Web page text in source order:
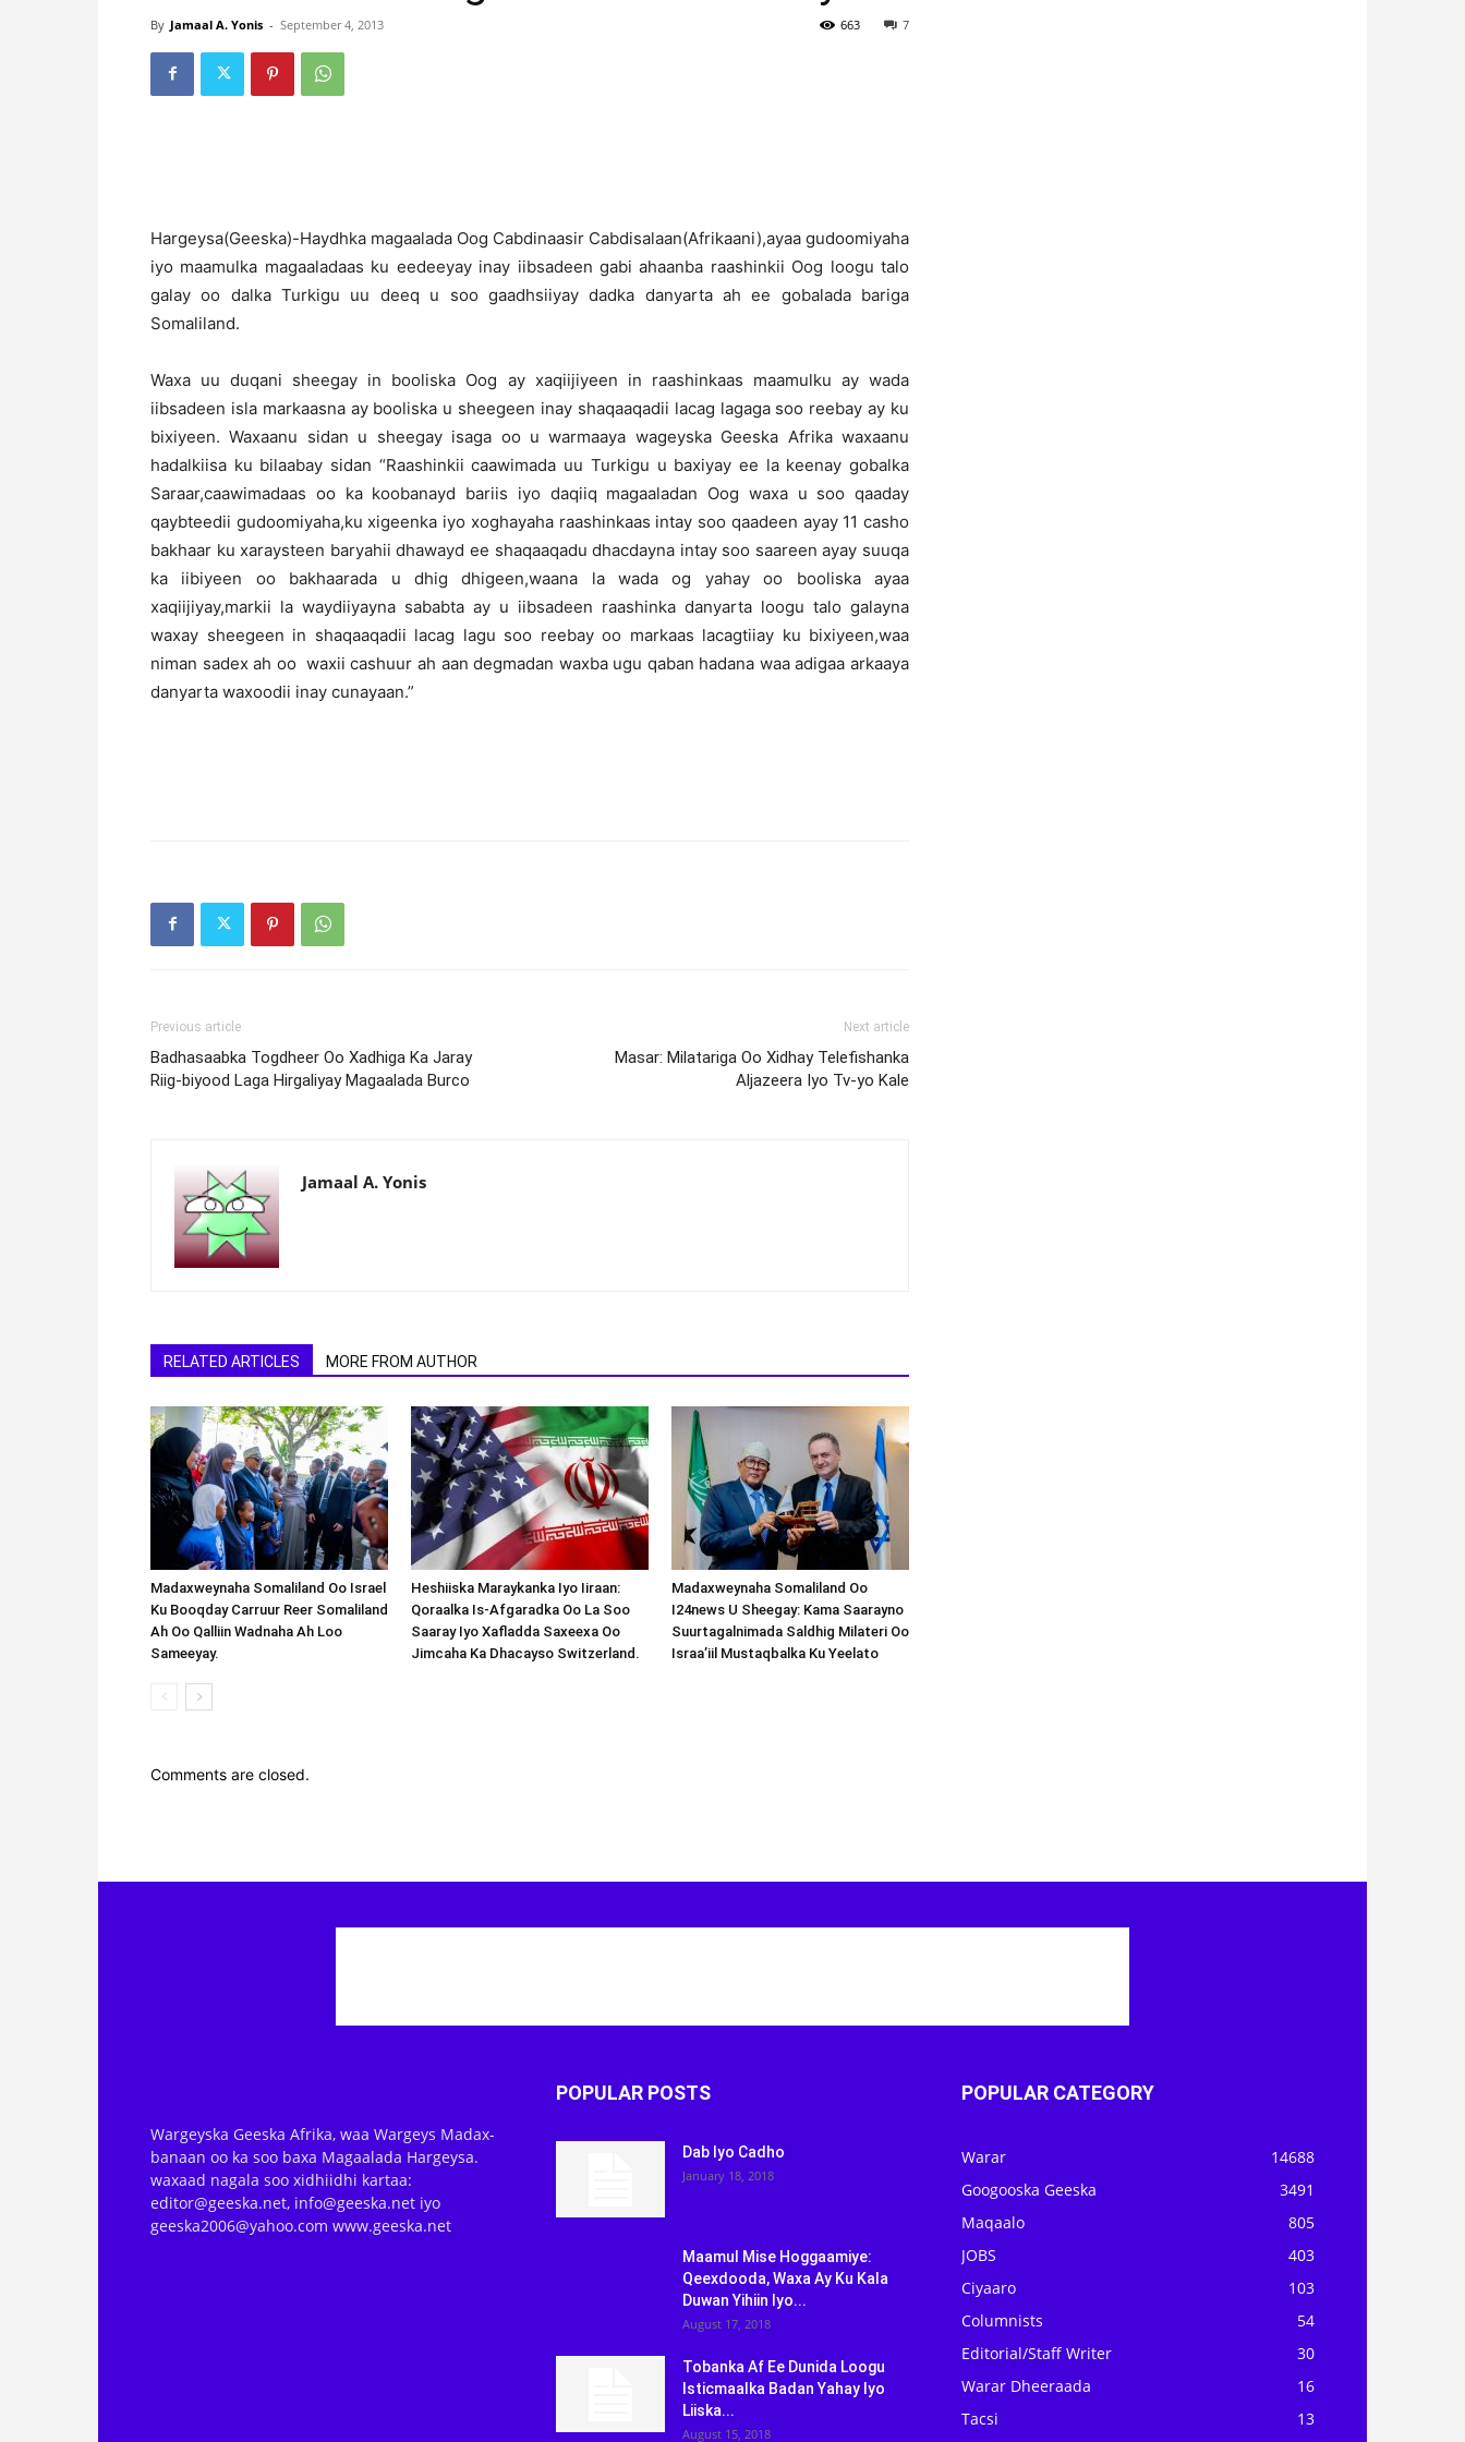
By Jamaal A. Yonis - September 4, 2013 7
663
Hargeysa(Geeska)-Haydhka magaalada Oog Cabdinaasir Cabdisalaan(Afrikaani),ayaa gudoomiyaha
iyo maamulka magaaladaas ku eedeeyay inay iibsadeen gabi ahaanba raashinkii Oog loogu talo
galay oo dalka Turkigu uu deeq u soo gaadhsiiyay dadka danyarta ah ee gobalada bariga
Somaliland.
Waxa uu duqani sheegay in booliska Oog ay xaqiijiyeen in raashinkaas maamulku ay wada
iibsadeen isla markaasna ay booliska u sheegeen inay shaqaaqadii lacag lagaga soo reebay ay ku
bixiyeen. Waxaanu sidan u sheegay isaga oo u warmaaya wageyska Geeska Afrika waxaanu
hadalkiisa ku bilaabay sidan “Raashinkii caawimada uu Turkigu u baxiyay ee la keenay gobalka
Saraar,caawimadaas oo ka koobanayd bariis iyo daqiiq magaaladan Oog waxa u soo qaaday
qaybteedii gudoomiyaha,ku xigeenka iyo xoghayaha raashinkaas intay soo qaadeen ayay 11 casho
bakhaar ku xaraysteen baryahii dhawayd ee shaqaaqadu dhacdayna intay soo saareen ayay suuqa
ka iibiyeen oo bakhaarada u dhig dhigeen,waana la wada og yahay oo booliska ayaa
xaqiijiyay,markii la waydiiyayna sababta ay u iibsadeen raashinka danyarta loogu talo galayna
waxay sheegeen in shaqaaqadii lacag lagu soo reebay oo markaas lacagtiiay ku bixiyeen,waa
niman sadex ah oo waxii cashuur ah aan degmadan waxba ugu qaban hadana waa adigaa arkaaya
danyarta waxoodii inay cunayaan.”
Previous article
Badhasaabka Togdheer Oo Xadhiga Ka Jaray
Riig-biyood Laga Hirgaliyay Magaalada Burco
Next article
Masar: Milatariga Oo Xidhay Telefishanka
Aljazeera Iyo Tv-yo Kale
Jamaal A. Yonis
RELATED ARTICLES MORE FROM AUTHOR
Madaxweynaha Somaliland Oo Israel
Ku Booqday Carruur Reer Somaliland
Ah Oo Qalliin Wadnaha Ah Loo
Sameeyay.
Heshiiska Maraykanka Iyo Iiraan:
Qoraalka Is-Afgaradka Oo La Soo
Saaray Iyo Xafladda Saxeexa Oo
Jimcaha Ka Dhacayso Switzerland.
Madaxweynaha Somaliland Oo
I24news U Sheegay: Kama Saarayno
Suurtagalnimada Saldhig Milateri Oo
Israa’iil Mustaqbalka Ku Yeelato
Comments are closed.
Wargeyska Geeska Afrika, waa Wargeys Madax-
banaan oo ka soo baxa Magaalada Hargeysa.
waxaad nagala soo xidhiidhi kartaa:
editor@geeska.net, info@geeska.net iyo
geeska2006@yahoo.com www.geeska.net
POPULAR POSTS
Dab Iyo Cadho
January 18, 2018
Maamul Mise Hoggaamiye:
Qeexdooda, Waxa Ay Ku Kala
Duwan Yihiin Iyo...
August 17, 2018
Tobanka Af Ee Dunida Loogu
Isticmaalka Badan Yahay Iyo
Liiska...
August 15, 2018
POPULAR CATEGORY
Warar
14688
Googooska Geeska
3491
Maqaalo
805
JOBS
403
Ciyaaro
103
Columnists
54
Editorial/Staff Writer
30
Warar Dheeraada
16
Tacsi
13